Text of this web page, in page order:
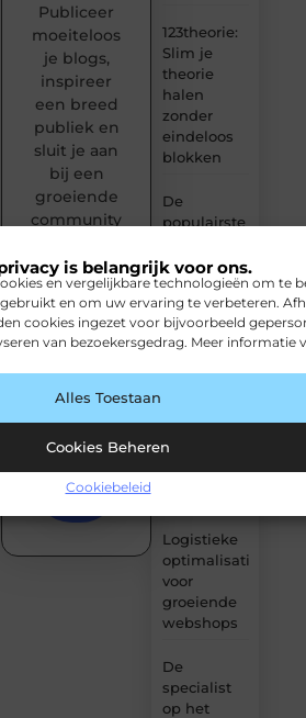
is belangrijk voor ons.
en vergelijkbare technologieën om te
en om uw ervaring te verbeteren.
cookies ingezet voor bijvoorbeeld
van bezoekersgedrag. Meer informatie
Alles Toestaan
Cookies Beheren
Cookiebeleid
123theorie:
Slim je
theorie
halen
zonder
eindeloos
blokken
De
populairste
voor
woningen
in
Amsterdam
Waarom
is in
moderne
Logistieke
optimalisatie
voor
groeiende
webshops
De
specialist
op het
Publiceer
moeiteloos
je blogs,
inspireer
een breed
publiek en
sluit je aan
bij een
groeiende
community
creatieve
denkers en
schrijvers.
Start
vandaag
nog met
bloggen!
met
publiceren